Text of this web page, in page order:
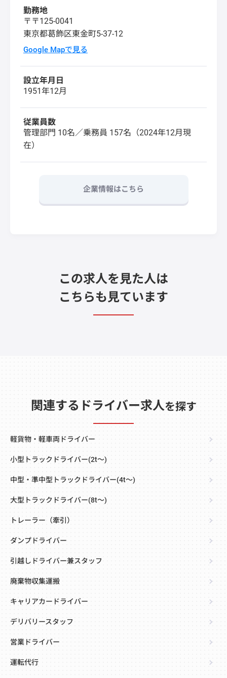
勤務地
〒〒125-0041
東京都葛飾区東金町5-37-12
Google Mapで見る
設立年月日
1951年12月
従業員数
管理部門 10名／乗務員 157名（2024年12月現
在）
企業情報はこちら
この求人を見た人は
こちらも見ています
関連するドライバー求人を探す
軽貨物・軽車両ドライバー
小型トラックドライバー(2t～)
中型・準中型トラックドライバー(4t～)
大型トラックドライバー(8t～)
トレーラー（牽引）
ダンプドライバー
引越しドライバー兼スタッフ
廃棄物収集運搬
キャリアカードライバー
デリバリースタッフ
営業ドライバー
運転代行